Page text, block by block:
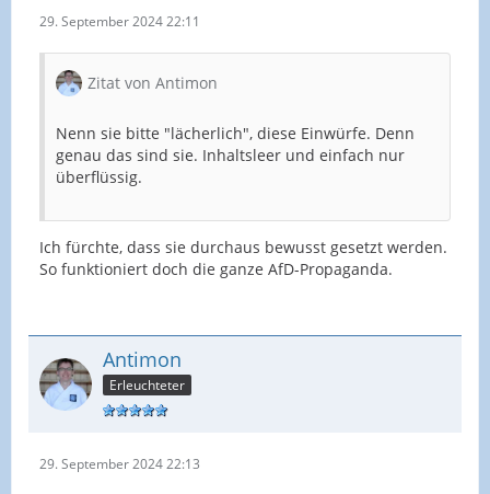
29. September 2024 22:11
Zitat von Antimon
Nenn sie bitte "lächerlich", diese Einwürfe. Denn
genau das sind sie. Inhaltsleer und einfach nur
überflüssig.
Ich fürchte, dass sie durchaus bewusst gesetzt werden.
So funktioniert doch die ganze AfD-Propaganda.
Antimon
Erleuchteter
29. September 2024 22:13